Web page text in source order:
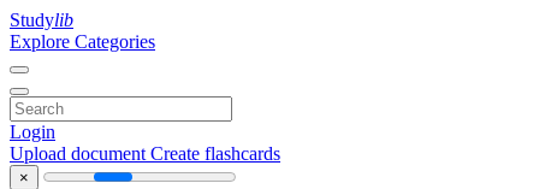
Studylib
Explore Categories
Login
Upload document Create flashcards
×